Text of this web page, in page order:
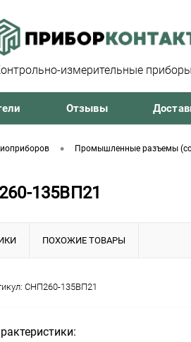
измерительные приборы
Отзывы
• Промышленные разъемы
135ВП21
ПОХОЖИЕ ТОВАРЫ
СНП260-135ВП21